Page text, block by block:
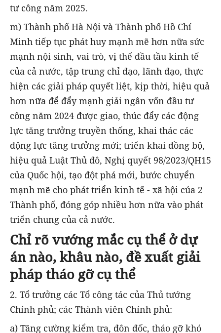
tư công năm 2025.
m) Thành phố Hà Nội và Thành phố Hồ Chí
Minh tiếp tục phát huy mạnh mẽ hơn nữa sức
mạnh nội sinh, vai trò, vị thế đầu tầu kinh tế
của cả nước, tập trung chỉ đạo, lãnh đạo, thực
hiện các giải pháp quyết liệt, kịp thời, hiệu quả
hơn nữa để đẩy mạnh giải ngân vốn đầu tư
công năm 2024 được giao, thúc đẩy các động
lực tăng trưởng truyền thống, khai thác các
động lực tăng trưởng mới; triển khai đồng bộ,
hiệu quả Luật Thủ đô, Nghị quyết 98/2023/QH15
của Quốc hội, tạo đột phá mới, bước chuyển
mạnh mẽ cho phát triển kinh tế - xã hội của 2
Thành phố, đóng góp nhiều hơn nữa vào phát
triển chung của cả nước.
Chỉ rõ vướng mắc cụ thể ở dự
án nào, khâu nào, đề xuất giải
pháp tháo gỡ cụ thể
2. Tổ trưởng các Tổ công tác của Thủ tướng
Chính phủ; các Thành viên Chính phủ:
a) Tăng cường kiểm tra, đôn đốc, tháo gỡ khó